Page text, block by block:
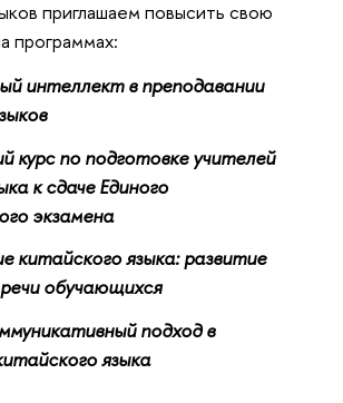
приглашаем повысить свою
программах:
интеллект в преподавании
курс по подготовке учителей
к сдаче Единого
экзамена
китайского языка: развитие
обучающихся
подход в
языка